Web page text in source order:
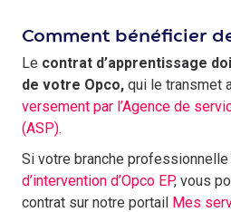
Comment bénéficier
Le contrat d’apprentissage
de votre Opco, qui le transmet
versement par l’Agence de
(ASP).
Si votre branche
d’intervention d’Opco EP, vous
contrat sur notre portail Mes